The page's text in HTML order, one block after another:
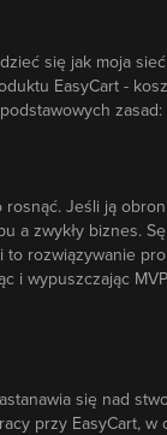
się jak moja
EasyCart -
zasad:
Jeśli ją
a zwykły biznes.
rozwiązywanie
i wypuszczając
się nad
przy EasyCart, w